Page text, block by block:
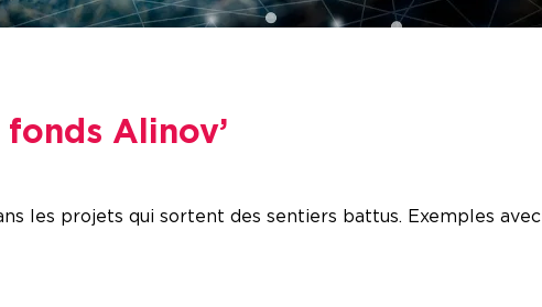
Alinov’
les projets qui sortent des sentiers battus. Exemples avec